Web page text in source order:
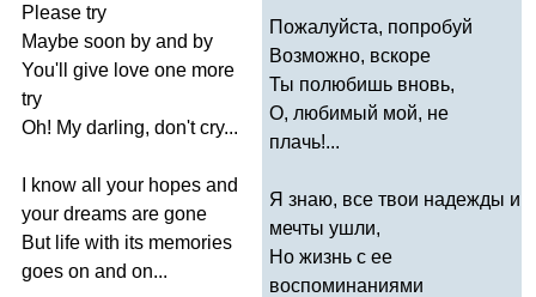
Please try
Maybe soon by and by
You'll
give love one more
try
Oh! My darling, don't cry...
know all your hopes and
your dreams are gone
But life with its memories
goes on and on...
Пожалуйста, попробуй
Возможно, вскоре
Ты полюбишь вновь,
О, любимый мой, не
плачь!...
Я знаю, все твои надежды и
мечты ушли,
Но жизнь с ее
воспоминаниями